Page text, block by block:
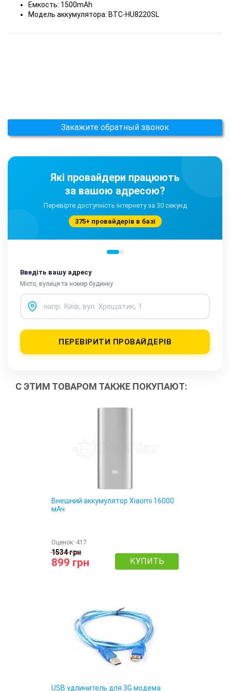
Емкость: 1500mAh
Модель аккумулятора: BTC-HU8220SL
Закажите обратный звонок
Які провайдери працюють
за вашою адресою?
Перевірте доступність інтернету за 30 секунд
375+ провайдерів в базі
Введіть вашу адресу
Місто, вулиця та номер будинку
ПЕРЕВІРИТИ ПРОВАЙДЕРІВ
С ЭТИМ ТОВАРОМ ТАКЖЕ ПОКУПАЮТ:
Внешний аккумулятор Xiaomi 16000
мАч
Оценок: 417
1534 грн
899 грн КУПИТЬ
USB удлинитель для 3G модема